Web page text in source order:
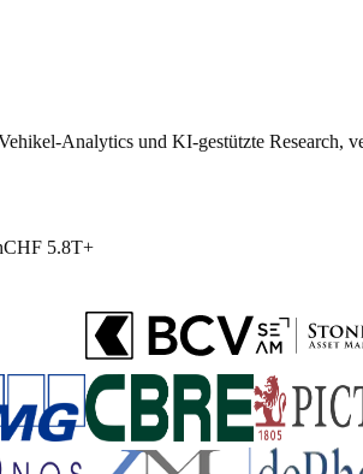
Analytics und KI-gestützte Research,
CHF 5.8T+